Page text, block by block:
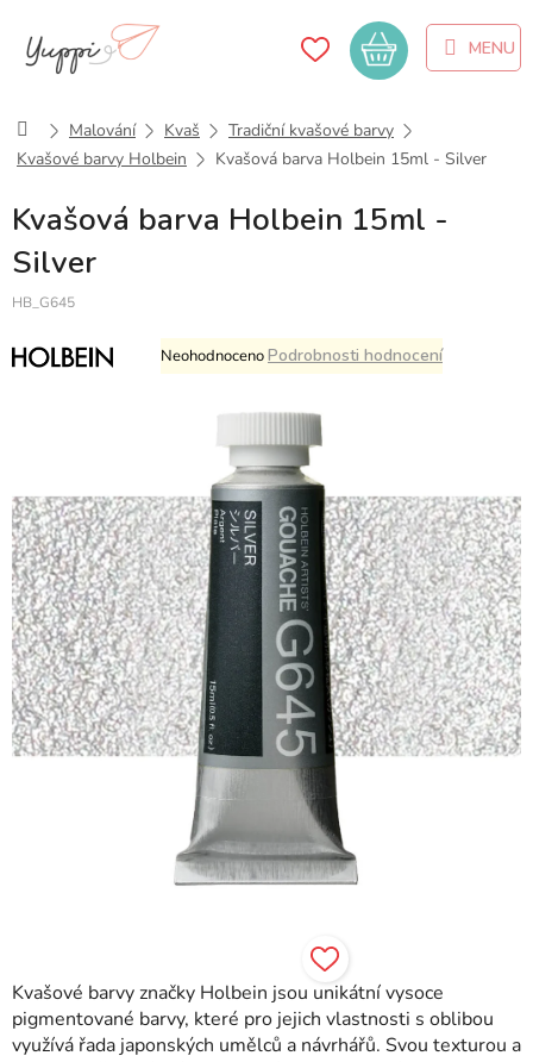
obsah
Nákupní
košík
DomůMalování Kvaš
Tradiční kvašové barvy
Kvašové barvy Holbein
Kvašová barva Holbein 15ml - Silver
Kvašová barva Holbein 15ml -
Silver
HB_G645
Průměrné
hodnocení
hvězdiček.
NeohodnocenoPodrobnosti hodnocení
Kvašové barvy značky Holbein jsou unikátní vysoce
pigmentované barvy, které pro jejich vlastnosti s oblibou
využívá řada japonských umělců a návrhářů. Svou texturou a